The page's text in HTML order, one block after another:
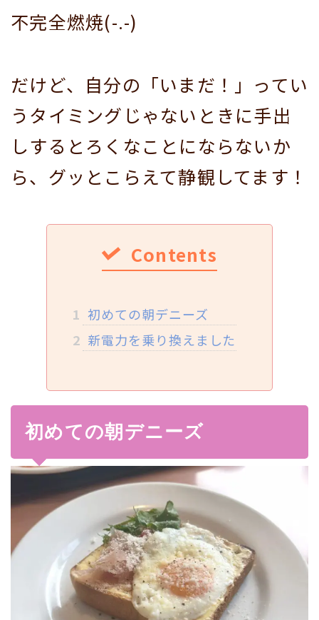
不完全燃焼(-.-)
だけど、自分の「いまだ！」ってい
うタイミングじゃないときに手出
しするとろくなことにならないか
ら、グッとこらえて静観してます！
Contents
1 初めての朝デニーズ
2 新電力を乗り換えました
初めての朝デニーズ